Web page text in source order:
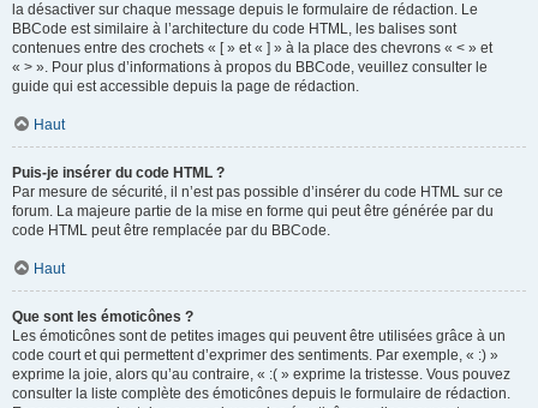
la désactiver sur chaque message depuis le formulaire de rédaction. Le
BBCode est similaire à l’architecture du code HTML, les balises sont
contenues entre des crochets « [ » et « ] » à la place des chevrons « < » et
« > ». Pour plus d’informations à propos du BBCode, veuillez consulter le
guide qui est accessible depuis la page de rédaction.
Haut
Puis-je insérer du code HTML ?
Par mesure de sécurité, il n’est pas possible d’insérer du code HTML sur ce
forum. La majeure partie de la mise en forme qui peut être générée par du
code HTML peut être remplacée par du BBCode.
Haut
Que sont les émoticônes ?
Les émoticônes sont de petites images qui peuvent être utilisées grâce à un
code court et qui permettent d’exprimer des sentiments. Par exemple, « :) »
exprime la joie, alors qu’au contraire, « :( » exprime la tristesse. Vous pouvez
consulter la liste complète des émoticônes depuis le formulaire de rédaction.